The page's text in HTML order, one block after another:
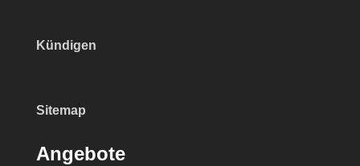
Kündigen
Sitemap
Angebote